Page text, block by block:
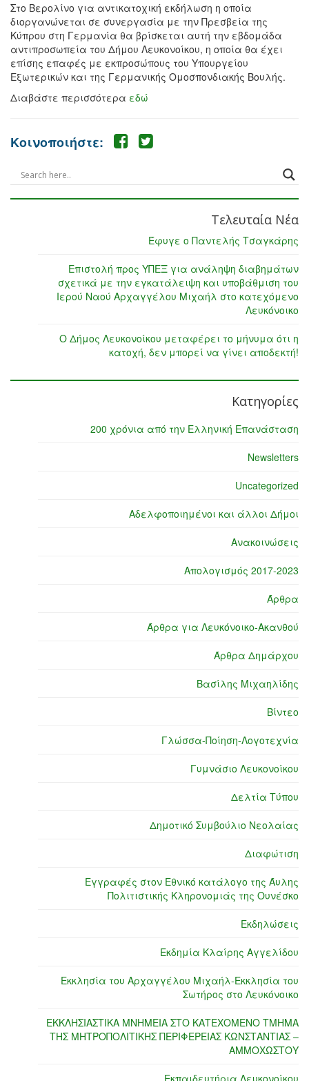
Στο Βερολίνο για αντικατοχική εκδήλωση η οποία
διοργανώνεται σε συνεργασία με την Πρεσβεία της
Κύπρου στη Γερμανία θα βρίσκεται αυτή την εβδομάδα
αντιπροσωπεία του Δήμου Λευκονοίκου, η οποία θα έχει
επίσης επαφές με εκπροσώπους του Υπουργείου
Εξωτερικών και της Γερμανικής Ομοσπονδιακής Βουλής.
Διαβάστε περισσότερα εδώ
Κοινοποιήστε:
Τελευταία Νέα
Έφυγε ο Παντελής Τσαγκάρης
Επιστολή προς ΥΠΕΞ για ανάληψη διαβημάτων
σχετικά με την εγκατάλειψη και υποβάθμιση του
Ιερού Ναού Αρχαγγέλου Μιχαήλ στο κατεχόμενο
Λευκόνοικο
Ο Δήμος Λευκονοίκου μεταφέρει το μήνυμα ότι η
κατοχή, δεν μπορεί να γίνει αποδεκτή!
Κατηγορίες
200 χρόνια από την Ελληνική Επανάσταση
Newsletters
Uncategorized
Αδελφοποιημένοι και άλλοι Δήμοι
Ανακοινώσεις
Απολογισμός 2017-2023
Άρθρα
Άρθρα για Λευκόνοικο-Ακανθού
Άρθρα Δημάρχου
Βασίλης Μιχαηλίδης
Βίντεο
Γλώσσα-Ποίηση-Λογοτεχνία
Γυμνάσιο Λευκονοίκου
Δελτία Τύπου
Δημοτικό Συμβούλιο Νεολαίας
Διαφώτιση
Εγγραφές στον Εθνικό κατάλογο της Άυλης
Πολιτιστικής Κληρονομιάς της Ουνέσκο
Εκδηλώσεις
Εκδημία Κλαίρης Αγγελίδου
Εκκλησία του Αρχαγγέλου Μιχαήλ-Εκκλησία του
Σωτήρος στο Λευκόνοικο
ΕΚΚΛΗΣΙΑΣΤΙΚΑ ΜΝΗΜΕΙΑ ΣΤΟ ΚΑΤΕΧΟΜΕΝΟ ΤΜΗΜΑ
ΤΗΣ ΜΗΤΡΟΠΟΛΙΤΙΚΗΣ ΠΕΡΙΦΕΡΕΙΑΣ ΚΩΝΣΤΑΝΤΙΑΣ –
ΑΜΜΟΧΩΣΤΟΥ